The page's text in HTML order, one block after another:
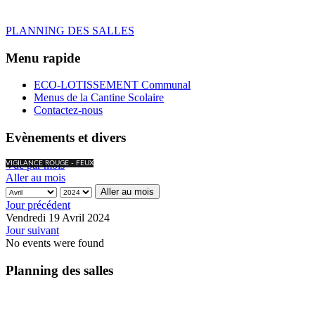
PLANNING DES SALLES
Menu rapide
ECO-LOTISSEMENT Communal
Menus de la Cantine Scolaire
Contactez-nous
Evènements et divers
VIGILANCE ROUGE - FEUX
Vue par mois
Aller au mois
Aller au mois
Jour précédent
Vendredi 19 Avril 2024
Jour suivant
No events were found
Planning des salles